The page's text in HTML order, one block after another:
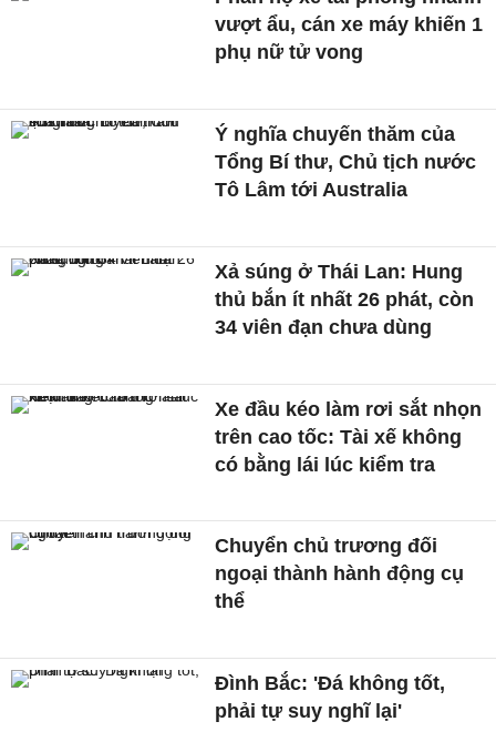
vượt ẩu, cán xe máy khiến 1
phụ nữ tử vong
Ý nghĩa chuyến thăm của
Tổng Bí thư, Chủ tịch nước
Tô Lâm tới Australia
Xả súng ở Thái Lan: Hung
thủ bắn ít nhất 26 phát, còn
34 viên đạn chưa dùng
Xe đầu kéo làm rơi sắt nhọn
trên cao tốc: Tài xế không
có bằng lái lúc kiểm tra
Chuyển chủ trương đối
ngoại thành hành động cụ
thể
Đình Bắc: 'Đá không tốt,
phải tự suy nghĩ lại'